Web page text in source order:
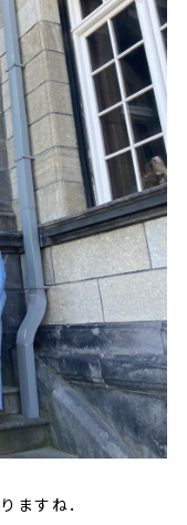
ますね．